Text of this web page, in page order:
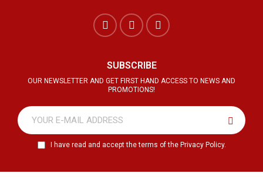
SUBSCRIBE
OUR NEWSLETTER AND GET FIRST HAND ACCESS TO NEWS AND
PROMOTIONS!
I have read and accept the terms of the Privacy Policy.